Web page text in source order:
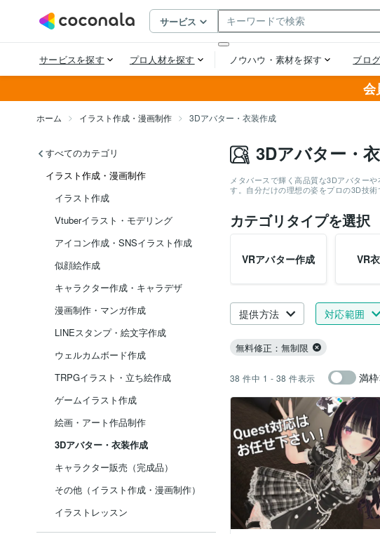
会
ホーム イラスト作成・漫画制作 3Dアバター・衣装作成
すべてのカテゴリ
イラスト作成・漫画制作
イラスト作成
Vtuberイラスト・モデリング
アイコン作成・SNSイラスト作成
似顔絵作成
キャラクター作成・キャラデザ
漫画制作・マンガ作成
LINEスタンプ・絵文字作成
ウェルカムボード作成
TRPGイラスト・立ち絵作成
ゲームイラスト作成
絵画・アート作品制作
3Dアバター・衣装作成
キャラクター販売（完成品）
その他（イラスト作成・漫画制作）
イラストレッスン
3Dアバター・
メタバースで輝く高品質な3Dアバター
す。自分だけの理想の姿をプロの3D技
カテゴリタイプを選択
VRアバター作成 VR
提供方法 対応範囲
無料修正：無制限
38 件中 1 - 38 件表示 満